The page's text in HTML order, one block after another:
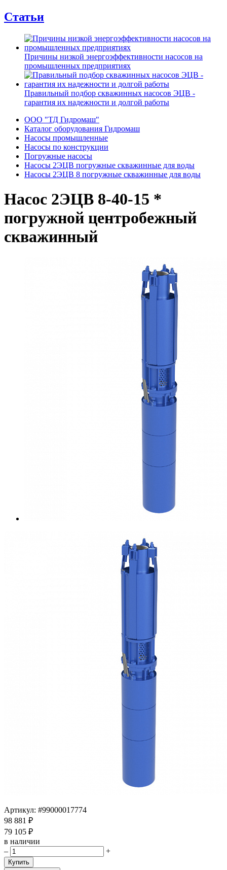
Статьи
Причины низкой энергоэффективности насосов на
промышленных предприятиях
Правильный подбор скважинных насосов ЭЦВ -
гарантия их надежности и долгой работы
ООО "ТД Гидромаш"
Каталог оборудования Гидромаш
Насосы промышленные
Насосы по конструкции
Погружные насосы
Насосы 2ЭЦВ погружные скважинные для воды
Насосы 2ЭЦВ 8 погружные скважинные для воды
Насос 2ЭЦВ 8-40-15 *
погружной центробежный
скважинный
Артикул: #99000017774
98 881 ₽
79 105 ₽
в наличии
–
+
Купить